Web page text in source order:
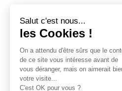
Salut c'est nous...
les Cookies !
On a attendu d'être sûrs que le
de ce site vous intéresse avant de
vous déranger, mais on aimerait
votre visite...
C'est OK pour vous ?